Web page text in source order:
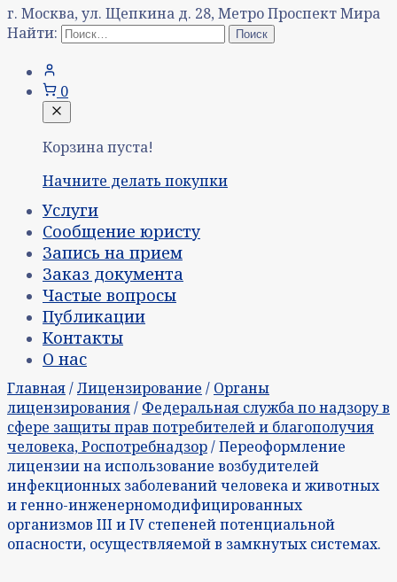
г. Москва, ул. Щепкина д. 28, Метро Проспект Мира
Найти:
0
Корзина пуста!
Начните делать покупки
Услуги
Сообщение юристу
Запись на прием
Заказ документа
Частые вопросы
Публикации
Контакты
О нас
Главная/Лицензирование / Органы
лицензирования/ Федеральная служба по надзору в
сфере защиты прав потребителей и благополучия
человека, Роспотребнадзор/ Переоформление
лицензии на использование возбудителей
инфекционных заболеваний человека и животных
и генно-инженерномодифицированных
организмов III и IV степеней потенциальной
опасности, осуществляемой в замкнутых системах.